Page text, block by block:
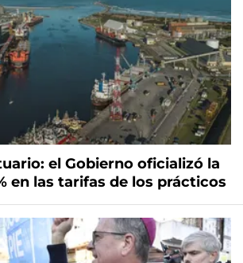
el Gobierno oficializó la
en las tarifas de los prácticos